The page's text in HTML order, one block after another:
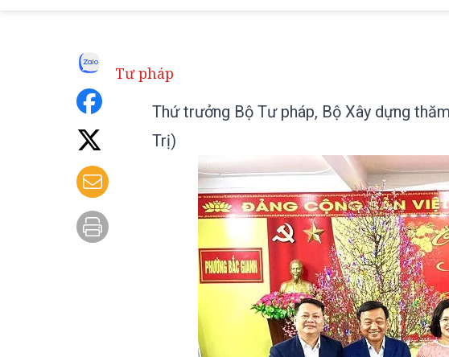
Tư pháp
Thứ trưởng Bộ Tư pháp, Bộ Xây dựng
Trị)